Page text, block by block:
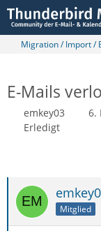
Migration / Import /
E-Mails
emkey03 6.
Erledigt
Mitglied